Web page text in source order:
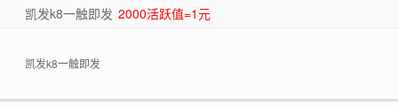
凯发k8一触即发 2000活跃值=1元
凯发k8一触即发